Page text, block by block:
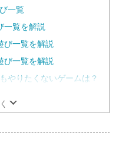
一覧
一覧を解説
び一覧を解説
び一覧を解説
やりたくないゲームは？